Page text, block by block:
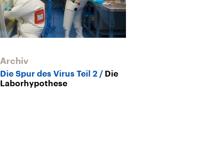
Archiv
Die Spur des Virus Teil 2
Die
Laborhypothese